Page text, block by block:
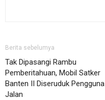
Berita sebelumya
Tak Dipasangi Rambu
Pemberitahuan, Mobil Satker
Banten II Diseruduk Pengguna
Jalan